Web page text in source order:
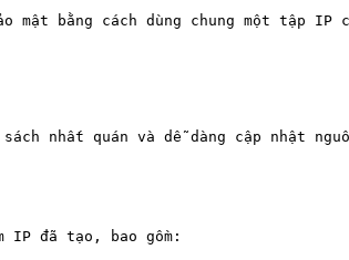
mật bằng cách dùng chung một tập IP
nhất quán và dễ dàng cập nhật
IP đã tạo, bao gồm: